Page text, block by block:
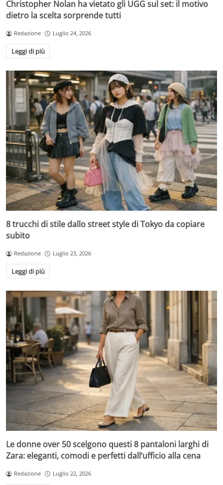
Christopher Nolan ha vietato gli UGG sul set: il motivo
dietro la scelta sorprende tutti
Redazione Luglio 24, 2026
Leggi di più
8 trucchi di stile dallo street style di Tokyo da copiare
subito
Redazione Luglio 23, 2026
Leggi di più
Le donne over 50 scelgono questi 8 pantaloni larghi di
Zara: eleganti, comodi e perfetti dall’ufficio alla cena
Redazione Luglio 22, 2026